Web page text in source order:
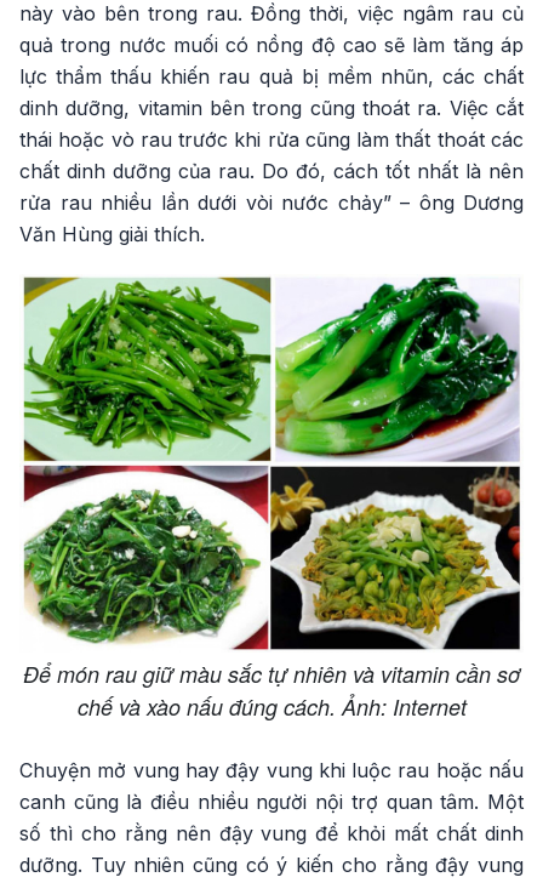
này vào bên trong rau. Đồng thời, việc ngâm rau củ
quả trong nước muối có nồng độ cao sẽ làm tăng áp
lực thẩm thấu khiến rau quả bị mềm nhũn, các chất
dinh dưỡng, vitamin bên trong cũng thoát ra. Việc cắt
thái hoặc vò rau trước khi rửa cũng làm thất thoát các
chất dinh dưỡng của rau. Do đó, cách tốt nhất là nên
rửa rau nhiều lần dưới vòi nước chảy” – ông Dương
Văn Hùng giải thích.
Để món rau giữ màu sắc tự nhiên và vitamin cần sơ
chế và xào nấu đúng cách. Ảnh: Internet
Chuyện mở vung hay đậy vung khi luộc rau hoặc nấu
canh cũng là điều nhiều người nội trợ quan tâm. Một
số thì cho rằng nên đậy vung để khỏi mất chất dinh
dưỡng. Tuy nhiên cũng có ý kiến cho rằng đậy vung